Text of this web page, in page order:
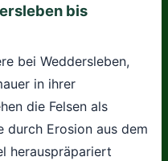
bis
bei Weddersleben,
in ihrer
die Felsen als
durch Erosion aus dem
herauspräpariert